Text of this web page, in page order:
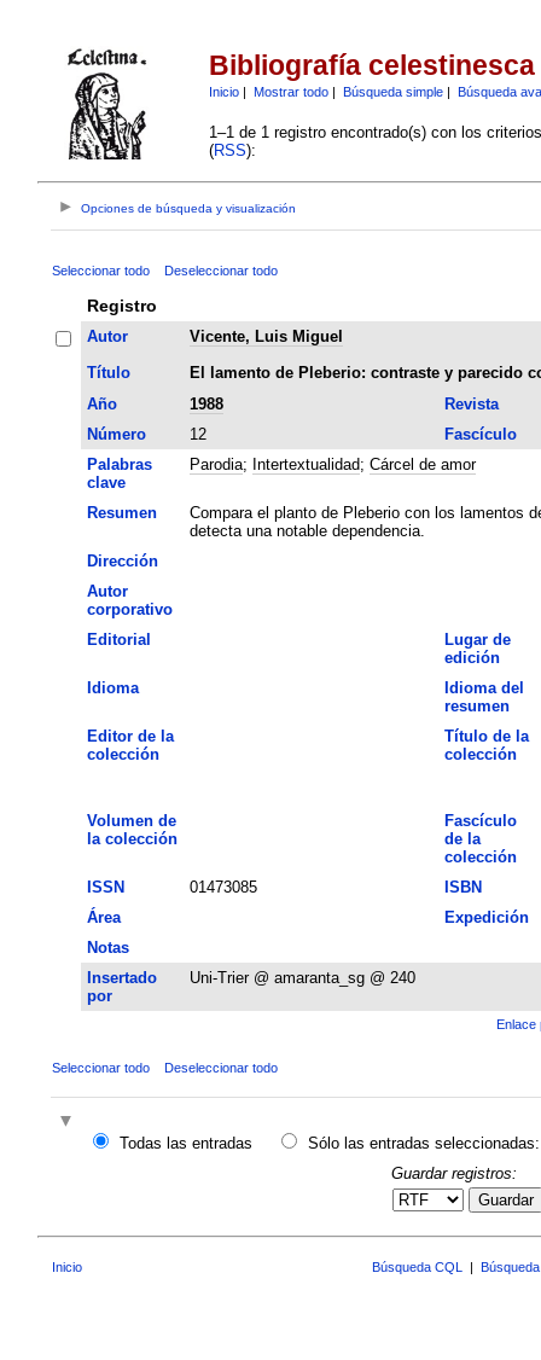
Bibliografía celestinesca
Inicio| Mostrar todo| Búsqueda simple| Búsqueda
1–1 de 1 registro encontrado(s) con los
(RSS):
Opciones de búsqueda y visualización
Seleccionar todo Deseleccionar todo
Registro
Autor
Vicente, Luis Miguel
Título
El lamento de Pleberio: contraste y parecido
Año
1988
Revista
Número
12
Fascículo
Palabras
clave
Parodia; Intertextualidad; Cárcel de amor
Resumen
Compara el planto de Pleberio con los lamentos
detecta una notable dependencia.
Dirección
Autor
corporativo
Editorial
Lugar de
edición
Idioma
Idioma del
resumen
Editor de la
colección
Título de la
colección
Volumen de
la colección
Fascículo
de la
colección
ISSN
01473085
ISBN
Área
Expedición
Notas
Insertado
por
Uni-Trier @ amaranta_sg @ 240
Enlace
Seleccionar todo Deseleccionar todo
Todas las entradas
Sólo las entradas seleccionadas:
Guardar registros:
Guardar
Inicio Búsqueda CQL